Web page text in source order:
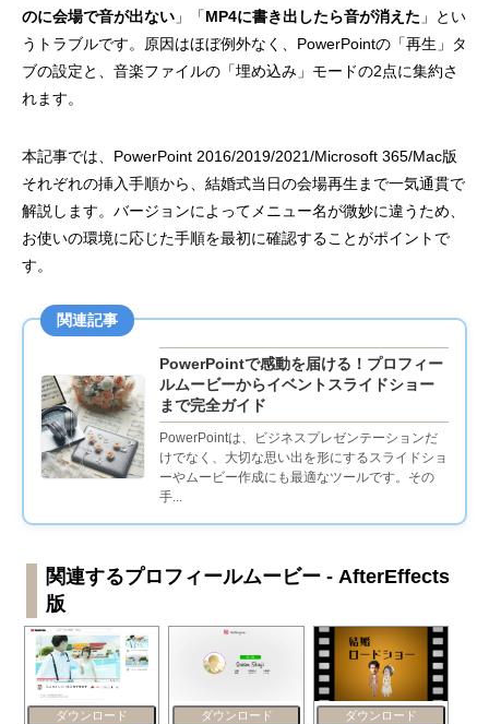
結婚式プロフィールムービーの写真枚数｜
3分5分7分別の最適枚数・1枚あたり秒数・
各パート配分・写真不足対策の早見表
【2026】
結婚式プロフィー
ガイド｜BGM市販
家族婚・少人数挙式向けオープニングムー
ビー完全ガイド｜アットホームな感動演出
結婚式オープニン
選び完全ガイド｜
料比較・カスタマ
結婚式エンドロールにおすすめの
RADWIMPS人気曲｜選曲とISUM著作権ガ
イド
結婚式エンドロー
著作権と選曲ガイド
のに会場で音が出ない 」「MP4に書き出したら音が消えた 」とい
うトラブルです。原因はほぼ例外なく、PowerPointの「再生」タ
ブの設定と、音楽ファイルの「埋め込み」モードの2点に集約さ
れます。
本記事では、PowerPoint 2016/2019/2021/Microsoft 365/Mac版
それぞれの挿入手順から、結婚式当日の会場再生まで一気通貫で
解説します。バージョンによってメニュー名が微妙に違うため、
お使いの環境に応じた手順を最初に確認することがポイントで
す。
関連記事
PowerPointで感動を届ける！プロフィー
ルムービーからイベントスライドショー
まで完全ガイド
PowerPointは、ビジネスプレゼンテーションだ
けでなく、大切な思い出を形にするスライドショ
ーやムービー作成にも最適なツールです。その
手...
関連するプロフィールムービー - AfterEffects
版
ダウンロード ダウンロード ダウンロード